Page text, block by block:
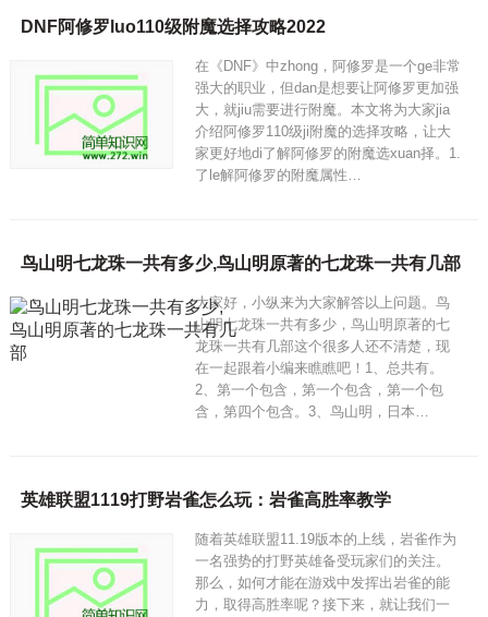
DNF阿修罗luo110级附魔选择攻略2022
在《DNF》中zhong，阿修罗是一个ge非常
强大的职业，但dan是想要让阿修罗更加强
大，就jiu需要进行附魔。本文将为大家jia
介绍阿修罗110级ji附魔的选择攻略，让大
家更好地di了解阿修罗的附魔选xuan择。1.
了le解阿修罗的附魔属性…
鸟山明七龙珠一共有多少,鸟山明原著的七龙珠一共有几部
大家好，小纵来为大家解答以上问题。鸟
山明七龙珠一共有多少，鸟山明原著的七
龙珠一共有几部这个很多人还不清楚，现
在一起跟着小编来瞧瞧吧！1、总共有。
2、第一个包含，第一个包含，第一个包
含，第四个包含。3、鸟山明，日本…
英雄联盟1119打野岩雀怎么玩：岩雀高胜率教学
随着英雄联盟11.19版本的上线，岩雀作为
一名强势的打野英雄备受玩家们的关注。
那么，如何才能在游戏中发挥出岩雀的能
力，取得高胜率呢？接下来，就让我们一